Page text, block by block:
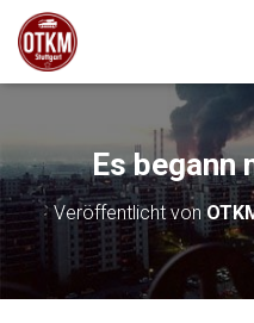
Es begann
Veröffentlicht von